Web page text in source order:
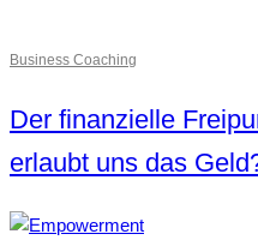
Business Coaching
Der finanzielle
erlaubt uns das